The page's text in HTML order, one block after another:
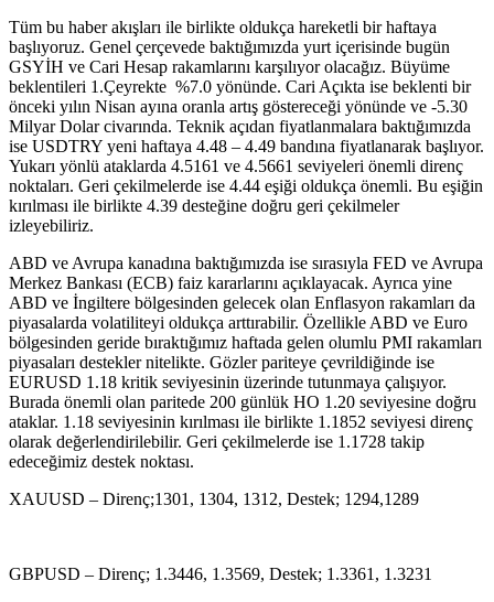
Tüm bu haber akışları ile birlikte oldukça hareketli bir haftaya
başlıyoruz. Genel çerçevede baktığımızda yurt içerisinde bugün
GSYİH ve Cari Hesap rakamlarını karşılıyor olacağız. Büyüme
beklentileri 1.Çeyrekte %7.0 yönünde. Cari Açıkta ise beklenti bir
önceki yılın Nisan ayına oranla artış göstereceği yönünde ve -5.30
Milyar Dolar civarında. Teknik açıdan fiyatlanmalara baktığımızda
ise USDTRY yeni haftaya 4.48 – 4.49 bandına fiyatlanarak başlıyor.
Yukarı yönlü ataklarda 4.5161 ve 4.5661 seviyeleri önemli direnç
noktaları. Geri çekilmelerde ise 4.44 eşiği oldukça önemli. Bu eşiğin
kırılması ile birlikte 4.39 desteğine doğru geri çekilmeler
izleyebiliriz.
ABD ve Avrupa kanadına baktığımızda ise sırasıyla FED ve Avrupa
Merkez Bankası (ECB) faiz kararlarını açıklayacak. Ayrıca yine
ABD ve İngiltere bölgesinden gelecek olan Enflasyon rakamları da
piyasalarda volatiliteyi oldukça arttırabilir. Özellikle ABD ve Euro
bölgesinden geride bıraktığımız haftada gelen olumlu PMI rakamları
piyasaları destekler nitelikte. Gözler pariteye çevrildiğinde ise
EURUSD 1.18 kritik seviyesinin üzerinde tutunmaya çalışıyor.
Burada önemli olan paritede 200 günlük HO 1.20 seviyesine doğru
ataklar. 1.18 seviyesinin kırılması ile birlikte 1.1852 seviyesi direnç
olarak değerlendirilebilir. Geri çekilmelerde ise 1.1728 takip
edeceğimiz destek noktası.
XAUUSD – Direnç;1301, 1304, 1312, Destek; 1294,1289
GBPUSD – Direnç; 1.3446, 1.3569, Destek; 1.3361, 1.3231